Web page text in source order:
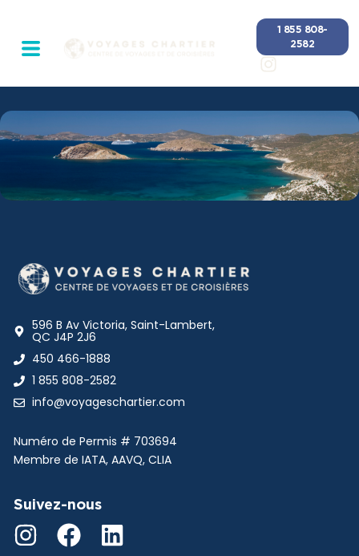
1 855 808-
2582
596 B Av Victoria, Saint-Lambert,
QC J4P 2J6
450 466-1888
1 855 808-2582
info@voyageschartier.com
Numéro de Permis # 703694
Membre de IATA, AAVQ, CLIA
Suivez-nous